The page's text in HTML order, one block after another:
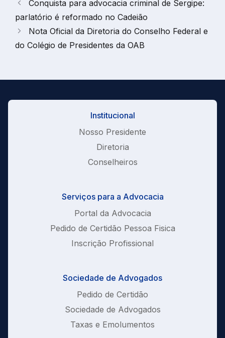
Conquista para advocacia criminal de Sergipe:
parlatório é reformado no Cadeião
Nota Oficial da Diretoria do Conselho Federal e
do Colégio de Presidentes da OAB
Institucional
Nosso Presidente
Diretoria
Conselheiros
Serviços para a Advocacia
Portal da Advocacia
Pedido de Certidão Pessoa Fisica
Inscrição Profissional
Sociedade de Advogados
Pedido de Certidão
Sociedade de Advogados
Taxas e Emolumentos